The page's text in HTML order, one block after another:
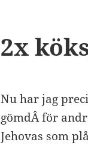
2x
Nu har jag
gömdÂ för
Jehovas som